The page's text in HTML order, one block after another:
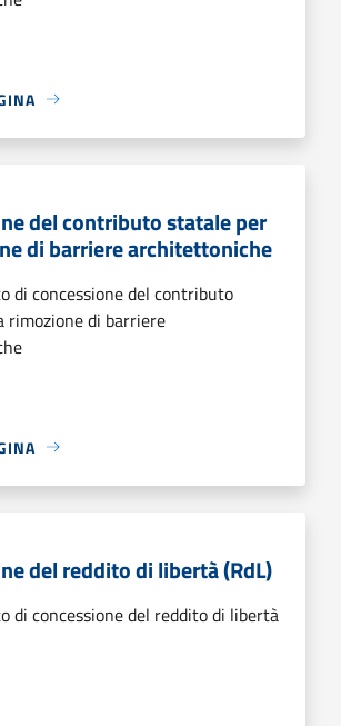
del contributo statale per
di barriere architettoniche
di concessione del contributo
rimozione di barriere
del reddito di libertà (RdL)
di concessione del reddito di libertà